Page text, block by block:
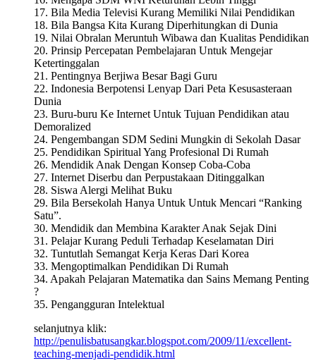
17. Bila Media Televisi Kurang Memiliki Nilai Pendidikan
18. Bila Bangsa Kita Kurang Diperhitungkan di Dunia
19. Nilai Obralan Meruntuh Wibawa dan Kualitas Pendidikan
20. Prinsip Percepatan Pembelajaran Untuk Mengejar
Ketertinggalan
21. Pentingnya Berjiwa Besar Bagi Guru
22. Indonesia Berpotensi Lenyap Dari Peta Kesusasteraan
Dunia
23. Buru-buru Ke Internet Untuk Tujuan Pendidikan atau
Demoralized
24. Pengembangan SDM Sedini Mungkin di Sekolah Dasar
25. Pendidikan Spiritual Yang Profesional Di Rumah
26. Mendidik Anak Dengan Konsep Coba-Coba
27. Internet Diserbu dan Perpustakaan Ditinggalkan
28. Siswa Alergi Melihat Buku
29. Bila Bersekolah Hanya Untuk Untuk Mencari “Ranking
Satu”.
30. Mendidik dan Membina Karakter Anak Sejak Dini
31. Pelajar Kurang Peduli Terhadap Keselamatan Diri
32. Tuntutlah Semangat Kerja Keras Dari Korea
33. Mengoptimalkan Pendidikan Di Rumah
34. Apakah Pelajaran Matematika dan Sains Memang Penting
?
35. Pengangguran Intelektual
selanjutnya klik:
http://penulisbatusangkar.blogspot.com/2009/11/excellent-
teaching-menjadi-pendidik.html